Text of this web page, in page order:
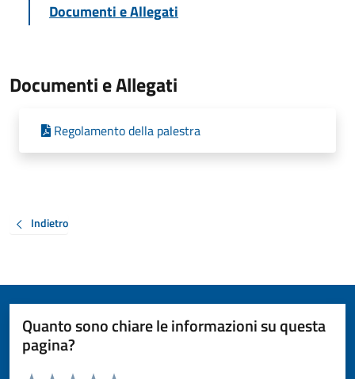
Documenti e Allegati
Documenti e Allegati
Regolamento della palestra
Indietro
Quanto sono chiare le informazioni su questa
pagina?